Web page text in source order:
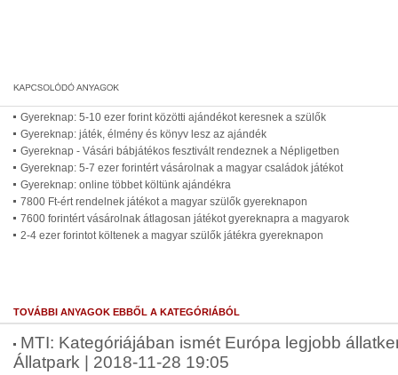
Gyereknap: 5-10 ezer forint közötti ajándékot keresnek a szülők
Gyereknap: játék, élmény és könyv lesz az ajándék
Gyereknap - Vásári bábjátékos fesztivált rendeznek a Népligetben
Gyereknap: 5-7 ezer forintért vásárolnak a magyar családok játékot
Gyereknap: online többet költünk ajándékra
7800 Ft-ért rendelnek játékot a magyar szülők gyereknapon
7600 forintért vásárolnak átlagosan játékot gyereknapra a magyarok
2-4 ezer forintot költenek a magyar szülők játékra gyereknapon
TOVÁBBI ANYAGOK EBBŐL A KATEGÓRIÁBÓL
MTI: Kategóriájában ismét Európa legjobb
Állatpark | 2018-11-28 19:05